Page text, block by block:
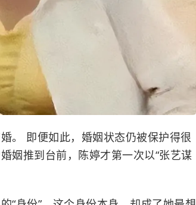
。 即便如此，婚姻状态仍被保护得很
姻推到台前，陈婷才第一次以“张艺谋